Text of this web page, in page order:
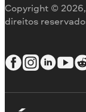
Copyright ©
direitos